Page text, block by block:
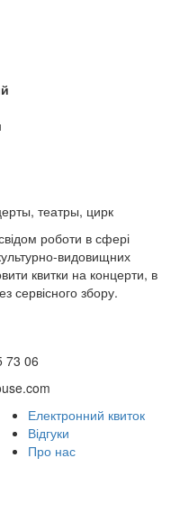
роботи в сфері
видовищних
квитки на концерти, в
сервісного збору.
73 06
Електронний квиток
Відгуки
Про нас